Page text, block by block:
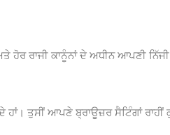
ਰਾਜੀ ਕਾਨੂੰਨਾਂ ਦੇ ਅਧੀਨ ਆਪਣੀ ਨਿੱਜੀ
ਤੁਸੀਂ ਆਪਣੇ ਬ੍ਰਾਊਜ਼ਰ ਸੈਟਿੰਗਾਂ